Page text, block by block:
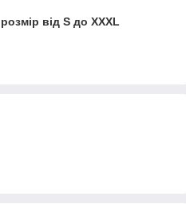
розмір від S до XXXL